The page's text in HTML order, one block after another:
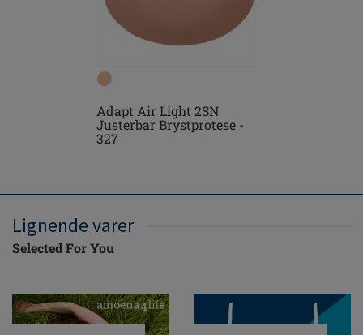
Adapt Air Light 2SN
Justerbar Brystprotese -
327
Lignende varer
Selected For You